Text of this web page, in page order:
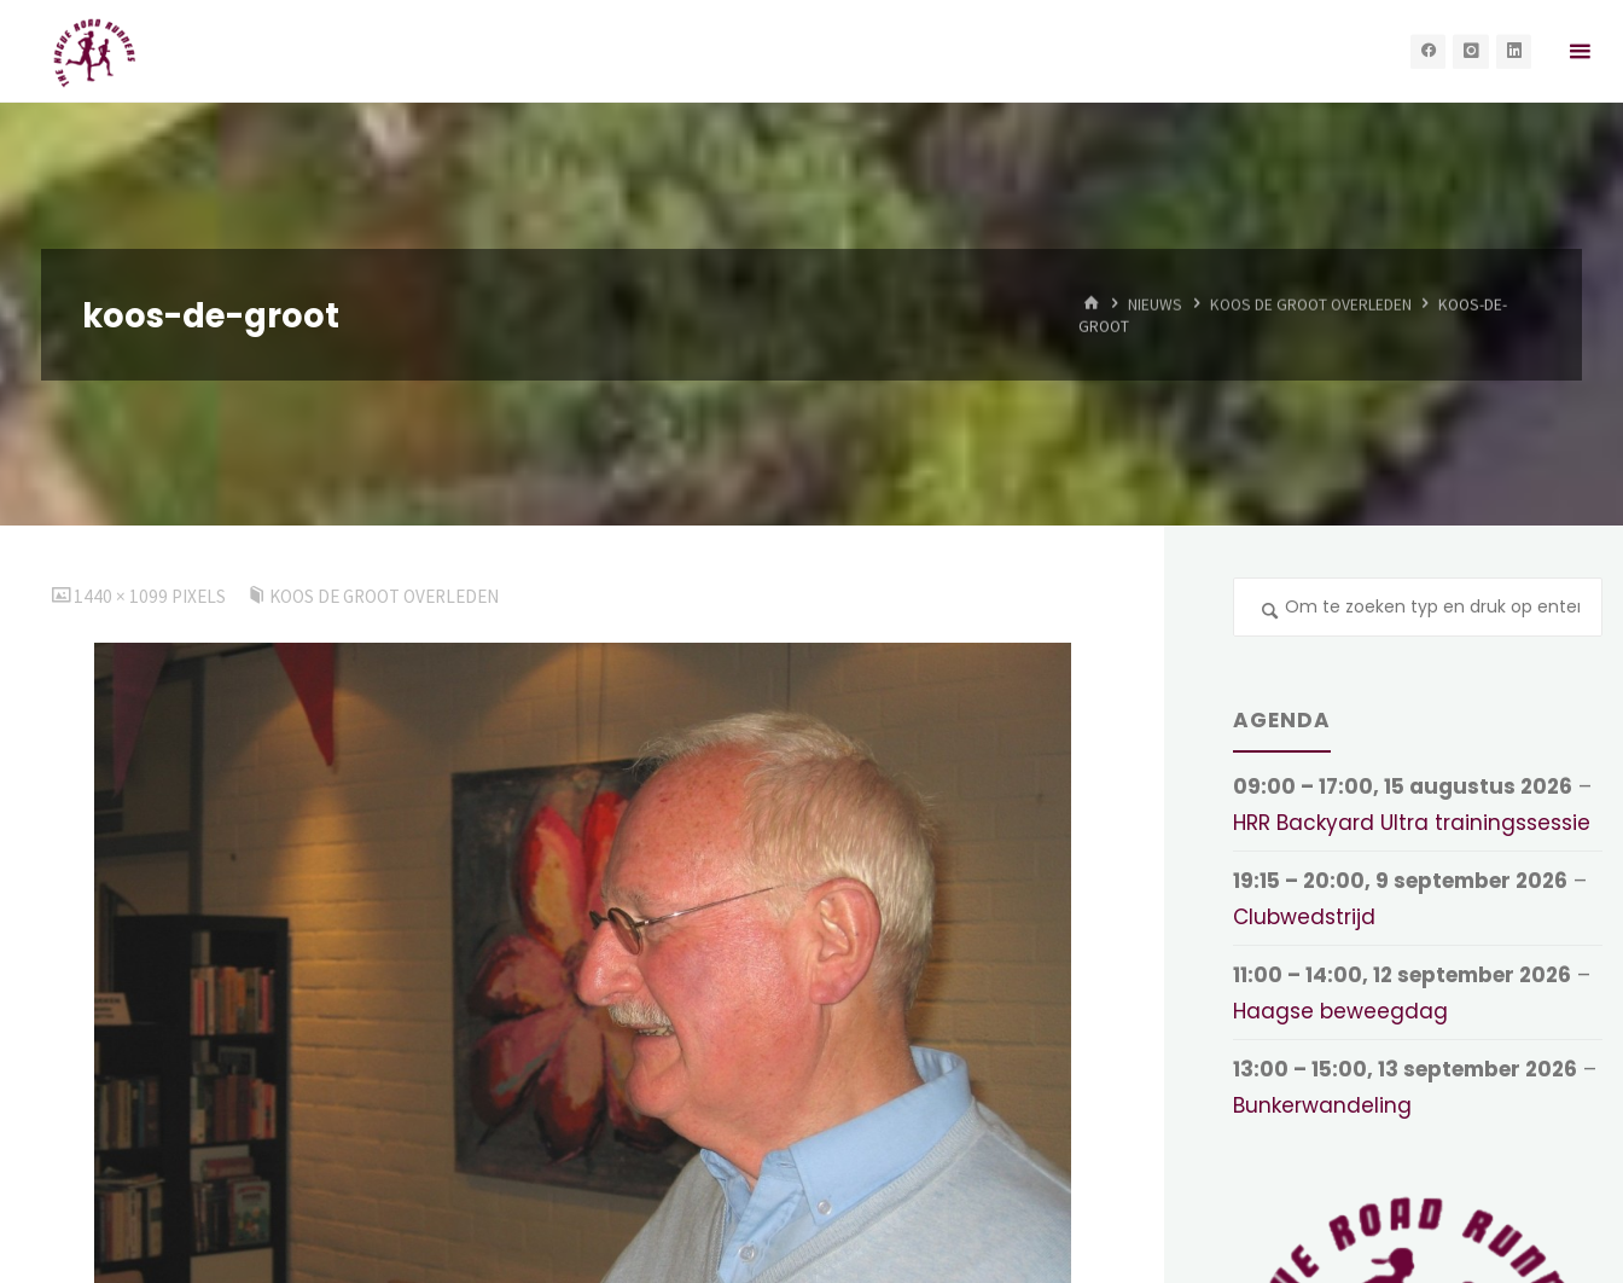
inhoud
Runners
koos-de-groot HOMENIEUWS KOOS DE GROOT OVERLEDEN
KOOS-DE-
GROOT
VOLLEDIGE
1440 × 1099 PIXELS KOOS DE GROOT OVERLEDEN
AGENDA
09:00 – 17:00,15 augustus 2026 –
HRR Backyard Ultra trainingssessie
19:15 – 20:00, 9 september 2026 –
Clubwedstrijd
11:00 – 14:00,12 september 2026 –
Haagse beweegdag
13:00 – 15:00,13 september 2026 –
Bunkerwandeling